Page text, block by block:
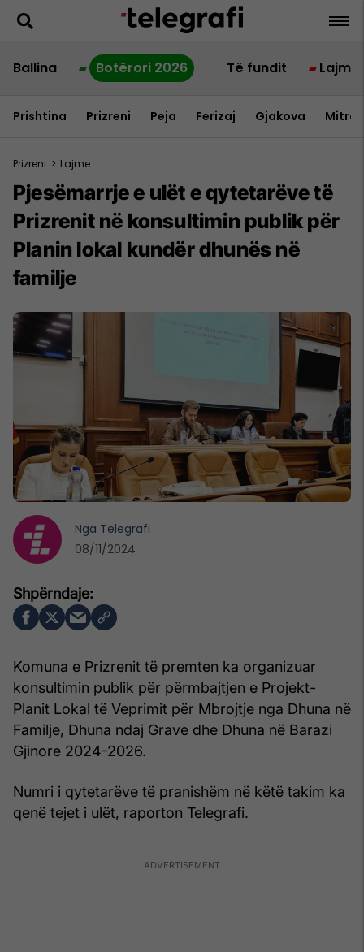
Ballina Botërori 2026 Të fundit Lajme
Prishtina Prizreni Peja Ferizaj Gjakova
Prizreni > Lajme
Pjesëmarrje e ulët e qytetarëve të
Prizrenit në konsultimin publik për
Planin lokal kundër dhunës në
familje
Komuna e Prizrenit të premten ka organizuar
konsultimin publik për përmbajtjen e Projekt-
Planit Lokal të Veprimit për Mbrojtje nga Dhuna në
Familje, Dhuna ndaj Grave dhe Dhuna në Barazi
Gjinore 2024-2026.
Numri i qytetarëve të pranishëm në këtë takim ka
qenë tejet i ulët, raporton Telegrafi.
Nga Telegrafi
08/11/2024